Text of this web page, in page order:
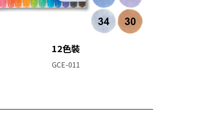
12色裝
GCE-011